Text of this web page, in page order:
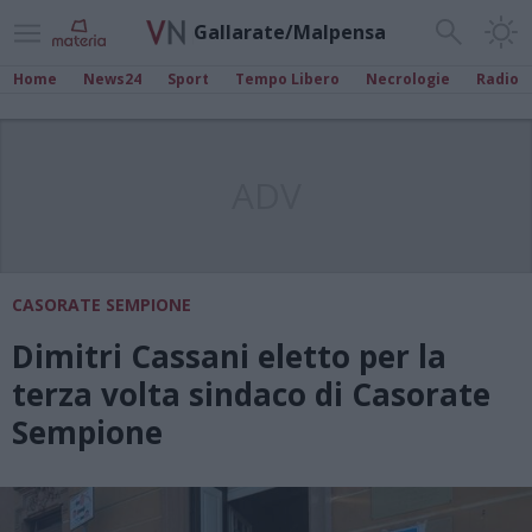
Gallarate/Malpensa
Home News24 Sport Tempo Libero Necrologie Radio
CASORATE SEMPIONE
Dimitri Cassani eletto per la
terza volta sindaco di Casorate
Sempione